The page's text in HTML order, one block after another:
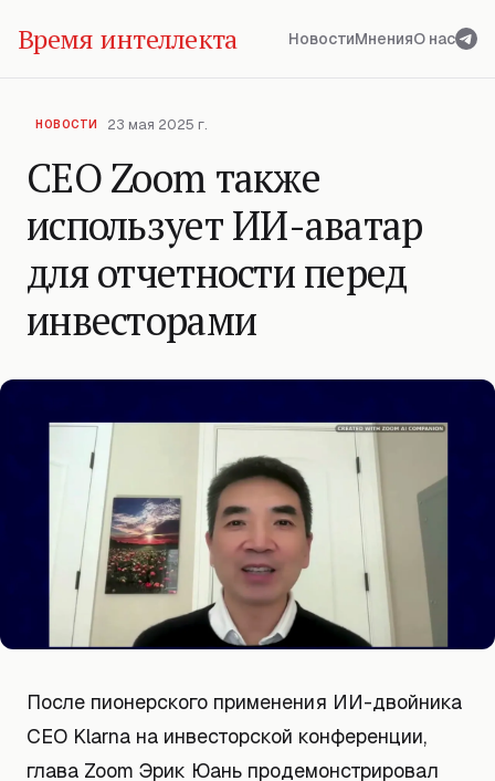
Время интеллекта НовостиМненияО нас
НОВОСТИ 23 мая 2025 г.
CEO Zoom также
использует ИИ-аватар
для отчетности перед
инвесторами
После пионерского применения ИИ-двойника
CEO Klarna на инвесторской конференции,
глава Zoom Эрик Юань продемонстрировал